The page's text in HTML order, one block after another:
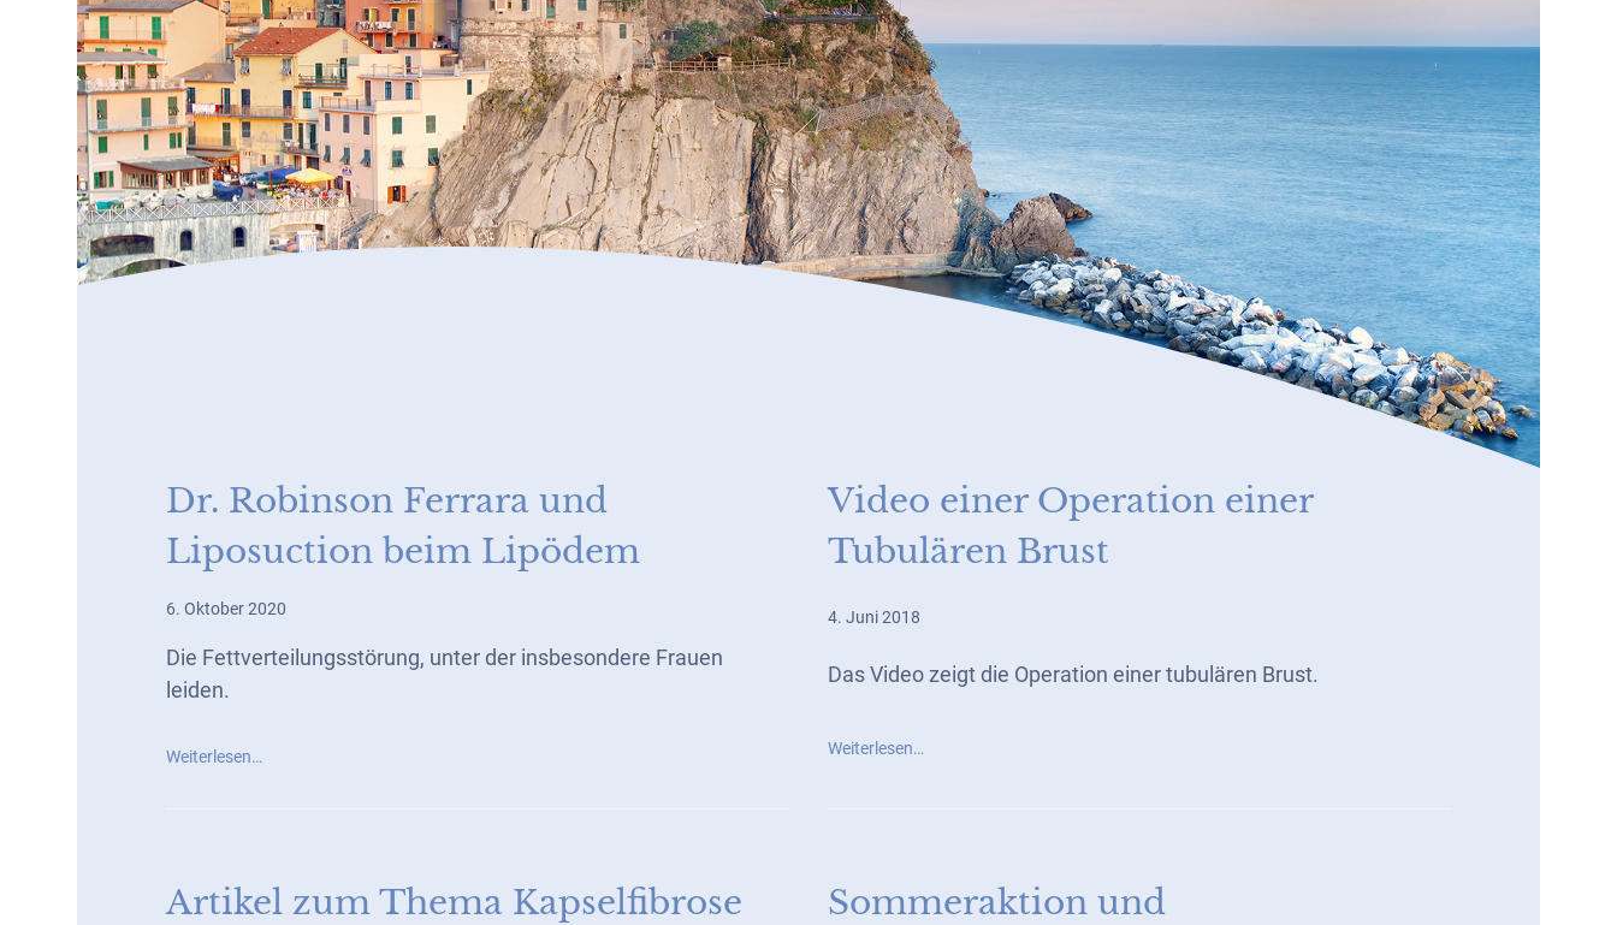
Dr. Robinson Ferrara und
Liposuction beim Lipödem
6. Oktober 2020
Die Fettverteilungsstörung, unter der insbesondere Frauen
leiden.
Weiterlesen…
Video einer Operation einer
Tubulären Brust
4. Juni 2018
Das Video zeigt die Operation einer tubulären Brust.
Weiterlesen…
Artikel zum Thema Kapselfibrose
Sommeraktion und